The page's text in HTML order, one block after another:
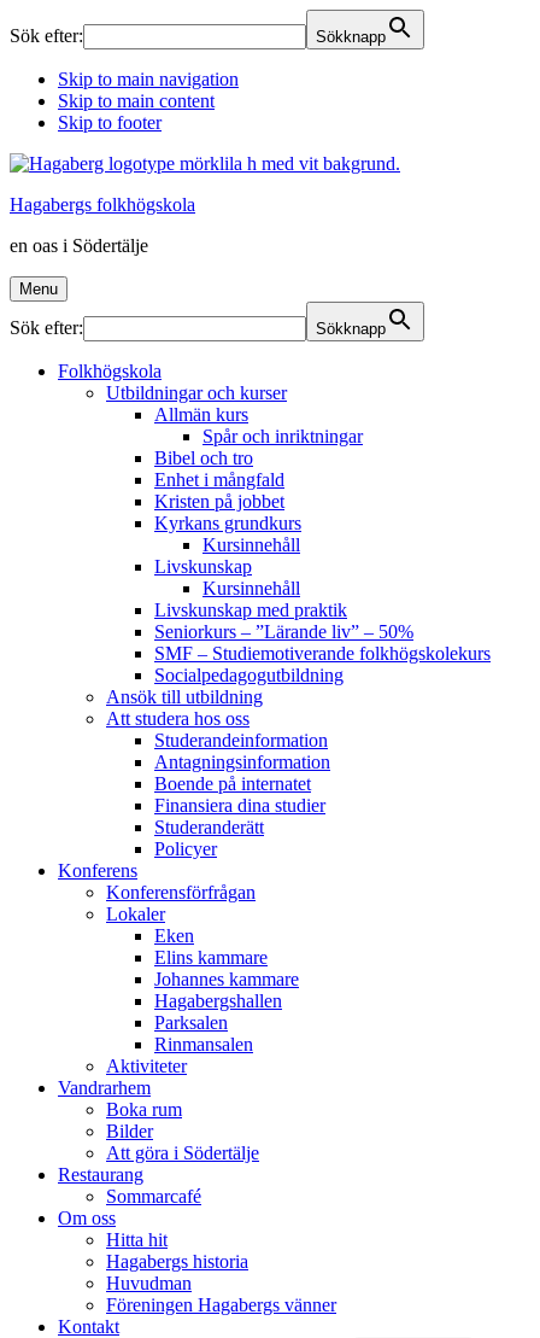
Sök efter: Sökknapp
Skip to main navigation
Skip to main content
Skip to footer
Hagabergs folkhögskola
en oas i Södertälje
Menu
Sök efter: Sökknapp
Folkhögskola
Utbildningar och kurser
Allmän kurs
Spår och inriktningar
Bibel och tro
Enhet i mångfald
Kristen på jobbet
Kyrkans grundkurs
Kursinnehåll
Livskunskap
Kursinnehåll
Livskunskap med praktik
Seniorkurs – ”Lärande liv” – 50%
SMF – Studiemotiverande folkhögskolekurs
Socialpedagog­utbildning
Ansök till utbildning
Att studera hos oss
Studerande­information
Antagningsinformation
Boende på internatet
Finansiera dina studier
Studeranderätt
Policyer
Konferens
Konferens­förfrågan
Lokaler
Eken
Elins kammare
Johannes kammare
Hagabergshallen
Parksalen
Rinmansalen
Aktiviteter
Vandrarhem
Boka rum
Bilder
Att göra i Södertälje
Restaurang
Sommarcafé
Om oss
Hitta hit
Hagabergs historia
Huvudman
Föreningen Hagabergs vänner
Kontakt